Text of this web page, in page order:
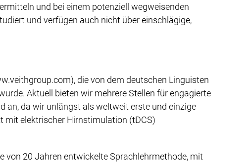
und bei einem potenziell wegweisenden
und verfügen auch nicht über einschlägige,
die von dem deutschen Linguisten
Aktuell bieten wir mehrere Stellen für engagierte
an, da wir unlängst als weltweit erste und einzige
mit elektrischer Hirnstimulation (tDCS)
von 20 Jahren entwickelte Sprachlehrmethode, mit